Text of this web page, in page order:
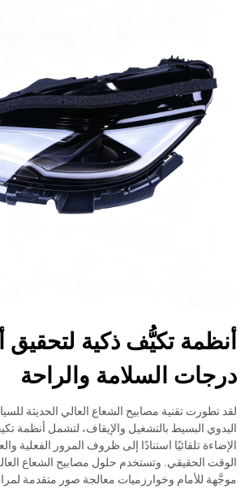
أنظمة تكيُّف ذكية
درجات السلامة والراحة
لقد تطورت تقنية مصابيح الشعاع العالي الحديثة
اليدوي البسيط بالتشغيل والإيقاف، لتشمل أنظمة
الإضاءة تلقائيًا استنادًا إلى ظروف المرور الفعلية
الوقت الحقيقي. وتستخدم حلول مصابيح الشعاع
موجَّهة للأمام وخوارزميات معالجة صور متقدمة